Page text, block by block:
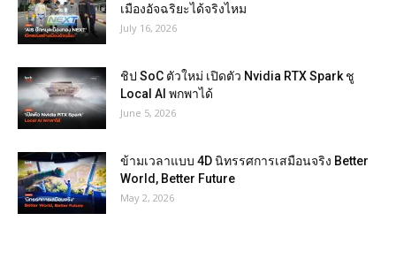
เมืองอัจฉริยะได้จริงไหม
July 16, 2026
ชิป SoC ตัวใหม่ เปิดตัว Nvidia RTX Spark ชู
Local AI พกพาได้
June 5, 2026
ข้ามเวลาแบบ 4D นิทรรศการเสมือนจริง Better
World, Better Future
May 2, 2026